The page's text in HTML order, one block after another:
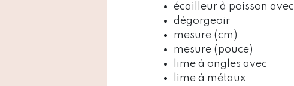
écailleur à poisson avec
dégorgeoir
mesure (cm)
mesure (pouce)
lime à ongles avec
lime à métaux